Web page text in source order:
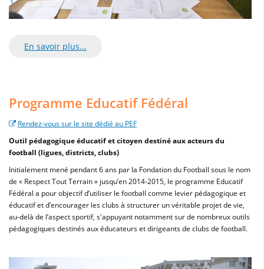
En savoir plus...
Programme Educatif Fédéral
Rendez-vous sur le site dédié au PEF
Outil pédagogique éducatif et citoyen destiné aux acteurs du
football (ligues, districts, clubs)
Initialement mené pendant 6 ans par la Fondation du Football sous le nom
de « Respect Tout Terrain » jusqu’en 2014-2015, le programme Educatif
Fédéral a pour objectif d’utiliser le football comme levier pédagogique et
éducatif et d’encourager les clubs à structurer un véritable projet de vie,
au-delà de l’aspect sportif, s'appuyant notamment sur de nombreux outils
pédagogiques destinés aux éducateurs et dirigeants de clubs de football.